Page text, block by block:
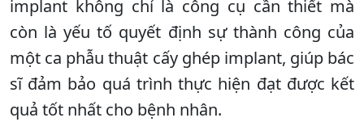
implant không chỉ là công cụ cần thiết mà
còn là yếu tố quyết định sự thành công của
một ca phẫu thuật cấy ghép implant, giúp bác
sĩ đảm bảo quá trình thực hiện đạt được kết
quả tốt nhất cho bệnh nhân.